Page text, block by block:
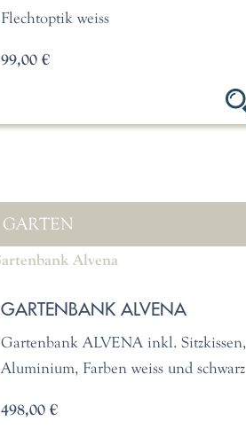
Flechtoptik weiss
99,00 €
GARTEN
GARTENBANK ALVENA
Gartenbank ALVENA inkl. Sitzkissen,
Aluminium, Farben weiss und schwarz
498,00 €